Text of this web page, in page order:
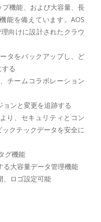
機能、および大容量、長
能を備えています。AOS
向けに設計されたクラウ
タをバックアップし、ど
る
チームコラボレーション
ンと変更を追跡する
り、セキュリティとコン
クテックデータを安全に
グ機能
る大容量データ管理機能
、ロゴ設定可能